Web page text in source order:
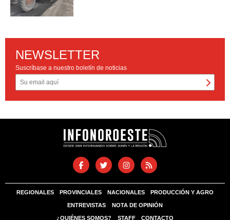
NEWSLETTER
Suscríbase a nuestro boletín de noticias
REGIONALES PROVINCIALES NACIONALES PRODUCCIÓN Y AGRO
ENTREVISTAS NOTA DE OPINIÓN
¿QUIÉNES SOMOS? STAFF CONTACTO